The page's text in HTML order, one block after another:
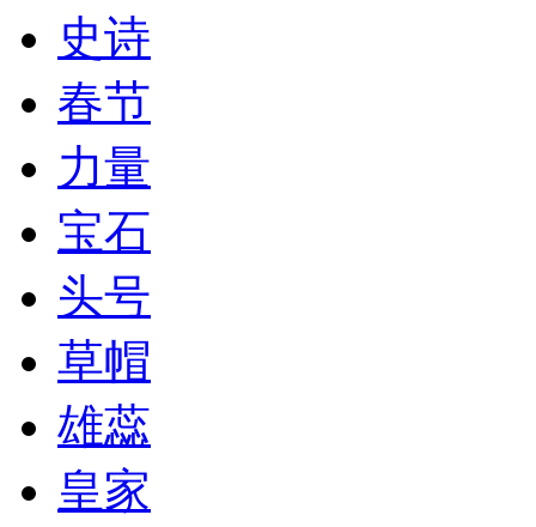
史诗
春节
力量
宝石
头号
草帽
雄蕊
皇家